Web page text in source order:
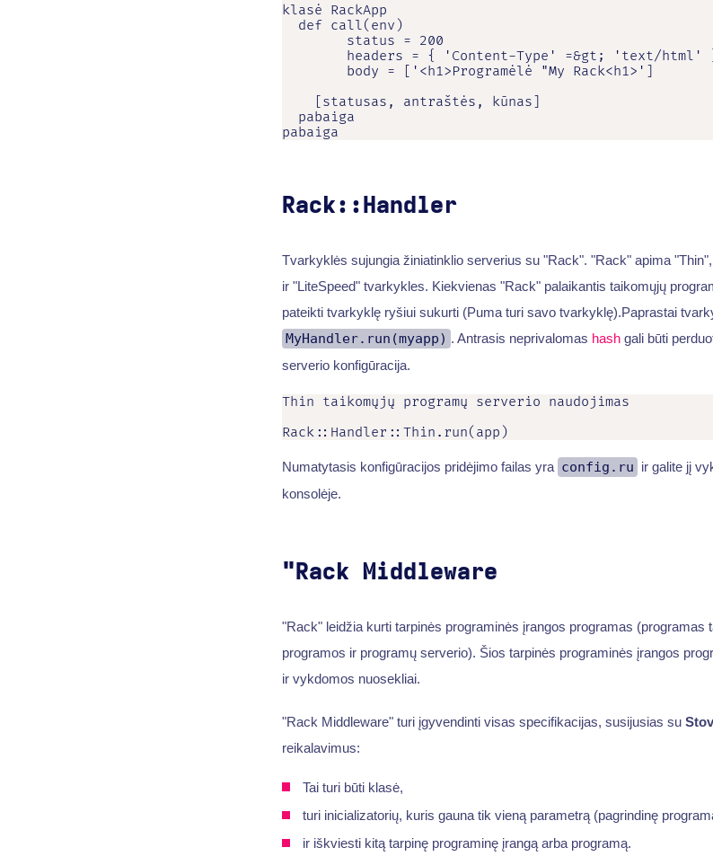
klasė RackApp
  def call(env)
        status = 200
headers = { 'Content-Type' =&gt; 'text/html'
        body = ['<h1>Programėlė "My Rack<h1>']
    [statusas, antraštės, kūnas]
  pabaiga
pabaiga
Rack::Handler
Tvarkyklės sujungia žiniatinklio serverius su "Rack". "Rack" apima
ir "LiteSpeed" tvarkykles. Kiekvienas "Rack" palaikantis taikomųjų
pateikti tvarkyklę ryšiui sukurti (Puma turi savo tvarkyklę).Paprastai
MyHandler.run(myapp) . Antrasis neprivalomas hashgali būti
serverio konfigūracija.
Thin taikomųjų programų serverio naudojimas
Rack::Handler::Thin.run(app)
Numatytasis konfigūracijos pridėjimo failas yra config.ru ir galite jį
konsolėje.
"Rack Middleware
"Rack" leidžia kurti tarpinės programinės įrangos programas (programas
programos ir programų serverio). Šios tarpinės programinės įrangos
ir vykdomos nuosekliai.
"Rack Middleware" turi įgyvendinti visas specifikacijas, susijusias su
reikalavimus:
Tai turi būti klasė,
turi inicializatorių, kuris gauna tik vieną parametrą (pagrindinę
ir iškviesti kitą tarpinę programinę įrangą arba programą.